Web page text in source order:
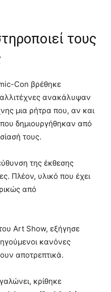
τους
Con βρέθηκε
ανακάλυψαν
μια ρήτρα που, αν και
δημιουργήθηκαν από
τους.
της έκθεσης
Πλέον, υλικό που έχει
από
Art Show, εξήγησε
κανόνες
αποτρεπτικά.
κρίθηκε